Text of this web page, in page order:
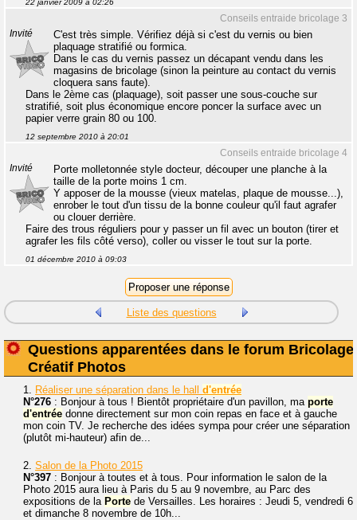
22 janvier 2009 à 02:26
Conseils entraide bricolage 3
Invité
C'est très simple. Vérifiez déjà si c'est du vernis ou bien
plaquage stratifié ou formica.
Dans le cas du vernis passez un décapant vendu dans les
magasins de bricolage (sinon la peinture au contact du vernis
cloquera sans faute).
Dans le 2ème cas (plaquage), soit passer une sous-couche sur
stratifié, soit plus économique encore poncer la surface avec un
papier verre grain 80 ou 100.
12 septembre 2010 à 20:01
Conseils entraide bricolage 4
Invité
Porte molletonnée style docteur, découper une planche à la
taille de la porte moins 1 cm.
Y apposer de la mousse (vieux matelas, plaque de mousse...),
enrober le tout d'un tissu de la bonne couleur qu'il faut agrafer
ou clouer derrière.
Faire des trous réguliers pour y passer un fil avec un bouton (tirer et
agrafer les fils côté verso), coller ou visser le tout sur la porte.
01 décembre 2010 à 09:03
Liste des questions
Questions apparentées dans le forum Bricolage
Créatif Photos
1. Réaliser une séparation dans le hall d'entrée
N°276 : Bonjour à tous ! Bientôt propriétaire d'un pavillon, ma porte
d'entrée donne directement sur mon coin repas en face et à gauche
mon coin TV. Je recherche des idées sympa pour créer une séparation
(plutôt mi-hauteur) afin de...
2. Salon de la Photo 2015
N°397 : Bonjour à toutes et à tous. Pour information le salon de la
Photo 2015 aura lieu à Paris du 5 au 9 novembre, au Parc des
expositions de la Porte de Versailles. Les horaires : Jeudi 5, vendredi 6
et dimanche 8 novembre de 10h...